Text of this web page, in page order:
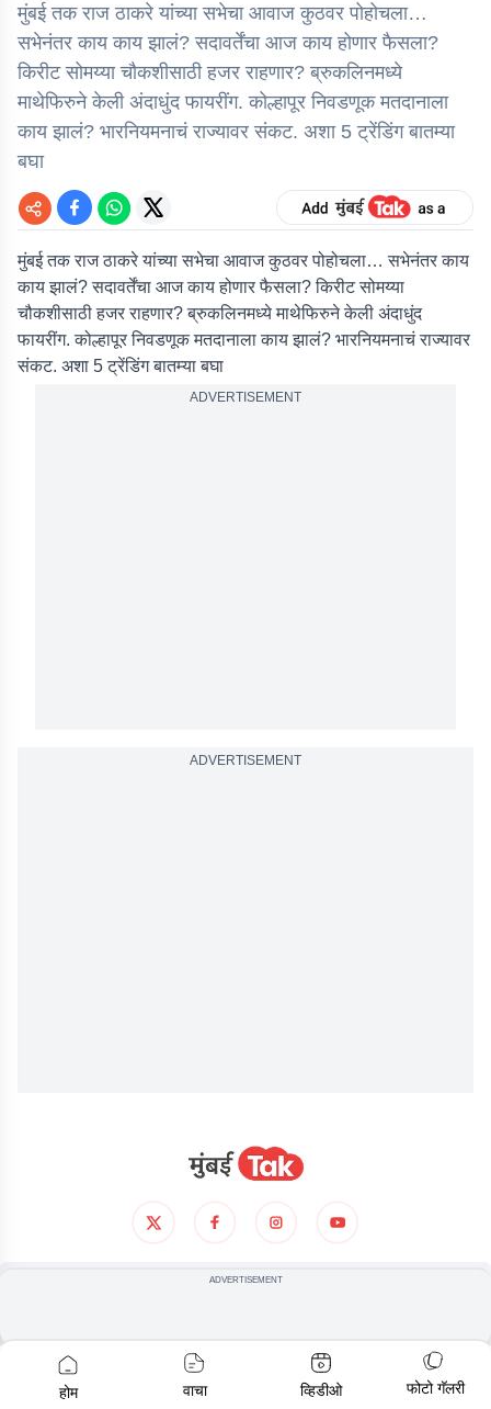
मुंबई तक राज ठाकरे यांच्या सभेचा आवाज कुठवर पोहोचला…
सभेनंतर काय काय झालं? सदावर्तेंचा आज काय होणार फैसला?
किरीट सोमय्या चौकशीसाठी हजर राहणार? ब्रुकलिनमध्ये
माथेफिरुने केली अंदाधुंद फायरींग. कोल्हापूर निवडणूक मतदानाला
काय झालं? भारनियमनाचं राज्यावर संकट. अशा 5 ट्रेंडिंग बातम्या
बघा
मुंबई तक राज ठाकरे यांच्या सभेचा आवाज कुठवर पोहोचला… सभेनंतर काय
काय झालं? सदावर्तेंचा आज काय होणार फैसला? किरीट सोमय्या
चौकशीसाठी हजर राहणार? ब्रुकलिनमध्ये माथेफिरुने केली अंदाधुंद
फायरींग. कोल्हापूर निवडणूक मतदानाला काय झालं? भारनियमनाचं राज्यावर
संकट. अशा 5 ट्रेंडिंग बातम्या बघा
ADVERTISEMENT
ADVERTISEMENT
गोपनीयता धोरण
ADVERTISEMENT
होम वाचा व्हिडीओ फोटो गॅलरी